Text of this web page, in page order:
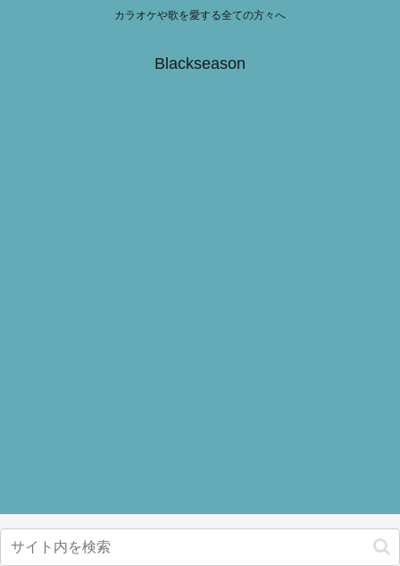
カラオケや歌を愛する全ての方々へ
Blackseason